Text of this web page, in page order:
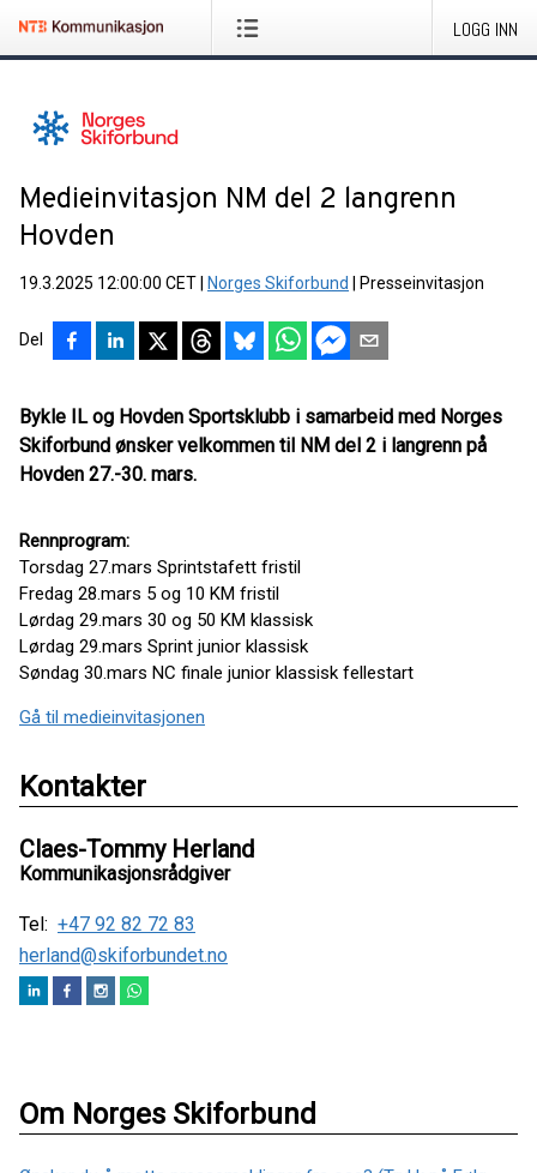
LOGG INN
Medieinvitasjon NM del 2 langrenn
Hovden
19.3.2025 12:00:00 CET Norges Skiforbund Presseinvitasjon
Del
Bykle IL og Hovden Sportsklubb i samarbeid med Norges
Skiforbund ønsker velkommen til NM del 2 i langrenn på
Hovden 27.-30. mars.
Rennprogram:
Torsdag 27.mars Sprintstafett fristil
Fredag 28.mars 5 og 10 KM fristil
Lørdag 29.mars 30 og 50 KM klassisk
Lørdag 29.mars Sprint junior klassisk
Søndag 30.mars NC finale junior klassisk fellestart
Gå til medieinvitasjonen
Kontakter
Claes-Tommy Herland
Kommunikasjonsrådgiver
Tel: +47 92 82 72 83
herland@skiforbundet.no
Om Norges Skiforbund